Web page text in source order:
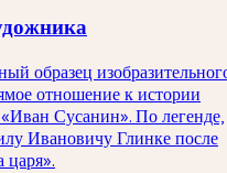
образец
отношение к истории
Сусанин». По легенде,
Ивановичу Глинке после
царя».